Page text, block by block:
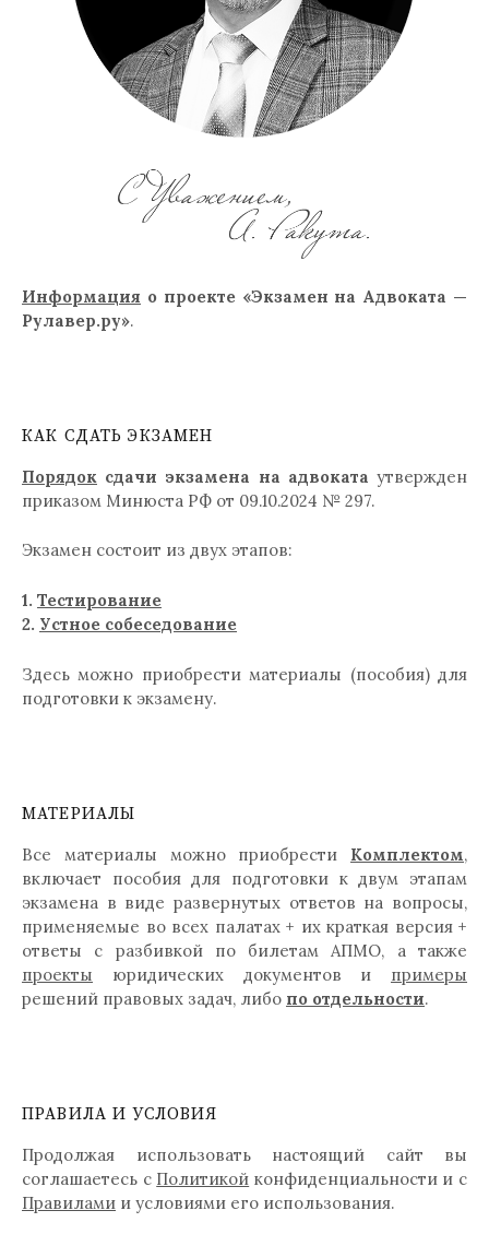
Информация о проекте «Экзамен на Адвоката —
Рулавер.ру».
КАК СДАТЬ ЭКЗАМЕН
Порядок сдачи экзамена на адвоката утвержден
приказом Минюста РФ от 09.10.2024 № 297.
Экзамен состоит из двух этапов:
1. Тестирование
2. Устное собеседование
Здесь можно приобрести материалы (пособия) для
подготовки к экзамену.
МАТЕРИАЛЫ
Все материалы можно приобрести Комплектом,
включает пособия для подготовки к двум этапам
экзамена в виде развернутых ответов на вопросы,
применяемые во всех палатах + их краткая версия +
ответы с разбивкой по билетам АПМО, а также
проекты юридических документов и примеры
решений правовых задач, либо по отдельности.
ПРАВИЛА И УСЛОВИЯ
Продолжая использовать настоящий сайт вы
соглашаетесь с Политикой конфиденциальности и с
Правилами и условиями его использования.